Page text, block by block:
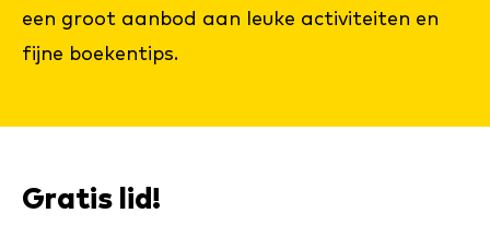
een groot aanbod aan leuke activiteiten en
fijne boekentips.
Gratis lid!